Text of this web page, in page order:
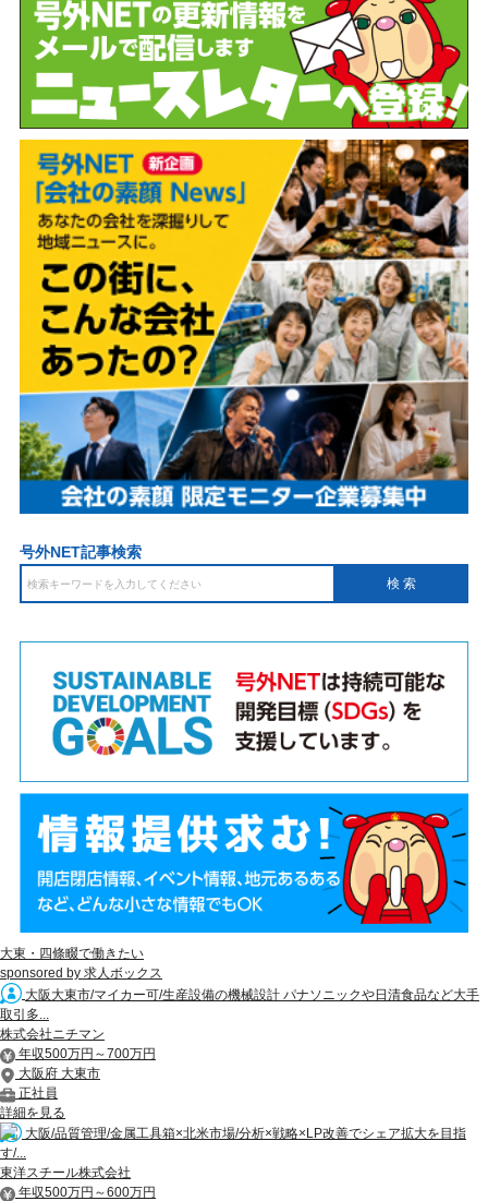
号外NET記事検索
大東・四條畷で働きたい
sponsored by 求人ボックス
大阪大東市/マイカー可/生産設備の機械設計 パナソニックや日清食品など大手
取引多...
株式会社ニチマン
年収500万円～700万円
大阪府 大東市
正社員
詳細を見る
大阪/品質管理/金属工具箱×北米市場/分析×戦略×LP改善でシェア拡大を目指
す/...
東洋スチール株式会社
年収500万円～600万円